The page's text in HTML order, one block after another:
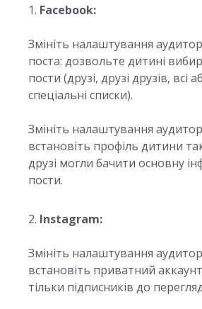
Facebook:
Змініть налаштування
поста: дозвольте дитині
пости (друзі, друзі друзів, всі
спеціальні списки).
Змініть налаштування
встановіть профіль дитини
друзі могли бачити основну
пости.
Instagram:
Змініть налаштування
встановіть приватний
тільки підписників до